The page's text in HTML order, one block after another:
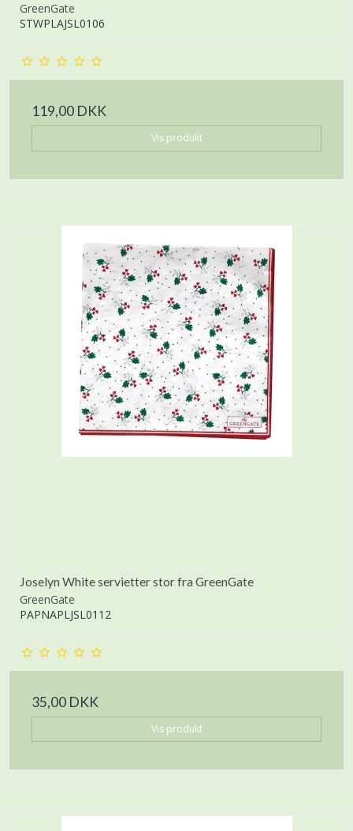
GreenGate
STWPLAJSL0106
119,00 DKK
Vis produkt
Joselyn White servietter stor fra GreenGate
GreenGate
PAPNAPLJSL0112
35,00 DKK
Vis produkt